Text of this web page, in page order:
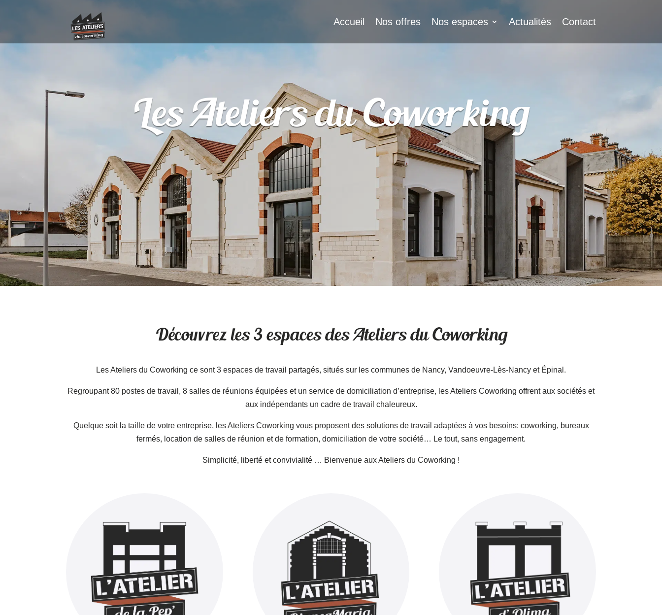
Accueil Nos offres Nos espaces Actualités Contact
Les Ateliers du Coworking
Découvrez les 3 espaces des Ateliers du Coworking
Les Ateliers du Coworking ce sont 3 espaces de travail partagés, situés sur les communes de Nancy, Vandoeuvre-Lès-Nancy et Épinal.
Regroupant 80 postes de travail, 8 salles de réunions équipées et un service de domiciliation d’entreprise, les Ateliers Coworking offrent aux sociétés et
aux indépendants un cadre de travail chaleureux.
Quelque soit la taille de votre entreprise, les Ateliers Coworking vous proposent des solutions de travail adaptées à vos besoins: coworking, bureaux
fermés, location de salles de réunion et de formation, domiciliation de votre société… Le tout, sans engagement.
Simplicité, liberté et convivialité … Bienvenue aux Ateliers du Coworking !